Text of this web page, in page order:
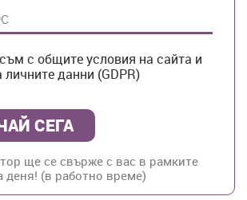
с общите условия на сайта и
данни (GDPR)
ще се свърже с вас в рамките
деня! (в работно време)